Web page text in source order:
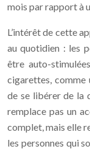
mois par rapport à
L’intérêt de cette
au quotidien : les
être auto-
cigarettes, comme
de se libérer de la
remplace pas un
complet, mais elle
les personnes qui